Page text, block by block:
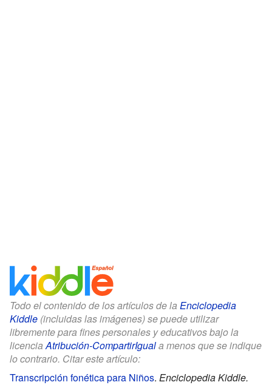
Todo el contenido de los artículos de la Enciclopedia
Kiddle (incluidas las imágenes) se puede utilizar
libremente para fines personales y educativos bajo la
licenciaAtribución-CompartirIguala menos que se indique
lo contrario. Citar este artículo:
Transcripción fonética para Niños. Enciclopedia Kiddle.